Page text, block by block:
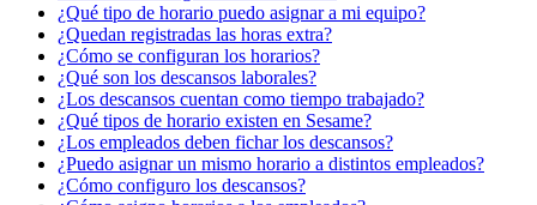
¿Qué tipo de horario puedo asignar a mi equipo?
¿Quedan registradas las horas extra?
¿Cómo se configuran los horarios?
¿Qué son los descansos laborales?
¿Los descansos cuentan como tiempo trabajado?
¿Qué tipos de horario existen en Sesame?
¿Los empleados deben fichar los descansos?
¿Puedo asignar un mismo horario a distintos empleados?
¿Cómo configuro los descansos?